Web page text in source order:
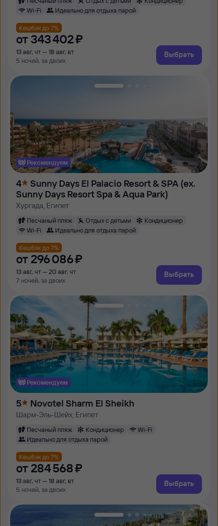
Wi-Fi
Идеально для отдыха парой
Кешбэк до 7%
от 343 ⁠402 ⁠₽
13 авг, чт — 18 авг, вт
5 ночей, за двоих
Выбрать
Рекомендуем
4
Sunny Days El Palacio Resort & SPA (ex.
Sunny Days Resort Spa & Aqua Park)
Хургада, Египет
Песчаный пляж Отдых с детьми
Кондиционер
Wi-Fi
Идеально для отдыха парой
Кешбэк до 7%
от 296 ⁠086 ⁠₽
13 авг, чт — 20 авг, чт
7 ночей, за двоих
Выбрать
Рекомендуем
5 Novotel Sharm El Sheikh
Шарм-Эль-Шейх, Египет
Песчаный пляж Кондиционер
Wi-Fi
Идеально для отдыха парой
Кешбэк до 7%
от 284 ⁠568 ⁠₽
13 авг, чт — 18 авг, вт
5 ночей, за двоих
Выбрать